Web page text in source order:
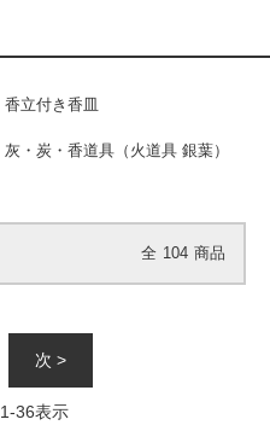
香立付き香皿
灰・炭・香道具（火道具 銀葉）
全 104 商品
次 >
1-36表示